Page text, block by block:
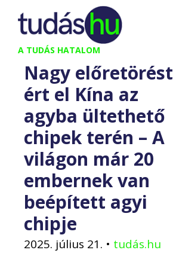
Kilépés
tartalomba
A TUDÁS HATALOM
Nagy előretörést
ért el Kína az
agyba ültethető
chipek terén – A
világon már 20
embernek van
beépített agyi
chipje
2025. július 21. • tudás.hu